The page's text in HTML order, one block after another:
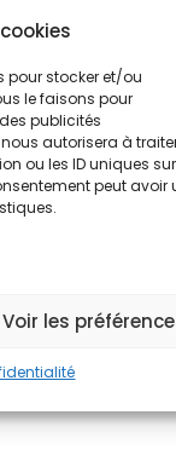
pour stocker et/ou
le faisons pour
publicités
autorisera à
ou les ID uniques sur
peut avoir
Voir les